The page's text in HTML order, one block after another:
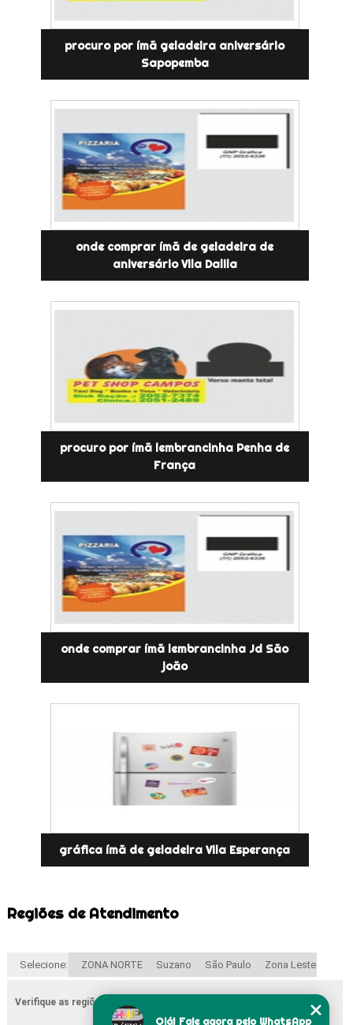
procuro por ímã geladeira aniversário
Sapopemba
onde comprar ímã de geladeira de
aniversário Vila Dalila
procuro por ímã lembrancinha Penha de
França
onde comprar ímã lembrancinha Jd São
joão
gráfica ímã de geladeira Vila Esperança
Regiões de Atendimento
Selecione: ZONA NORTE Suzano São Paulo Zona Leste
Verifique as regiões que atendemos
Olá! Fale agora pelo WhatsApp